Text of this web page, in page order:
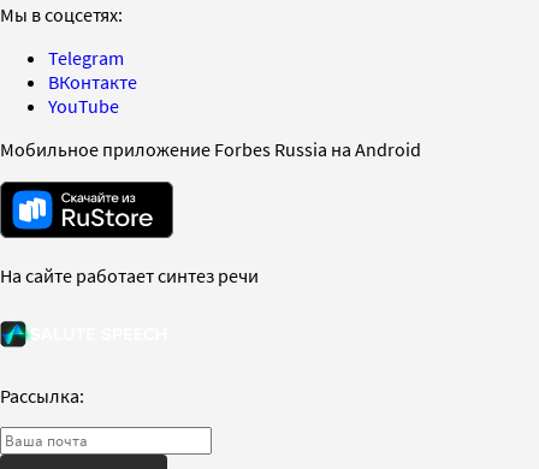
Мы в соцсетях:
Telegram
ВКонтакте
YouTube
Мобильное приложение Forbes Russia на Android
На сайте работает синтез речи
Рассылка: